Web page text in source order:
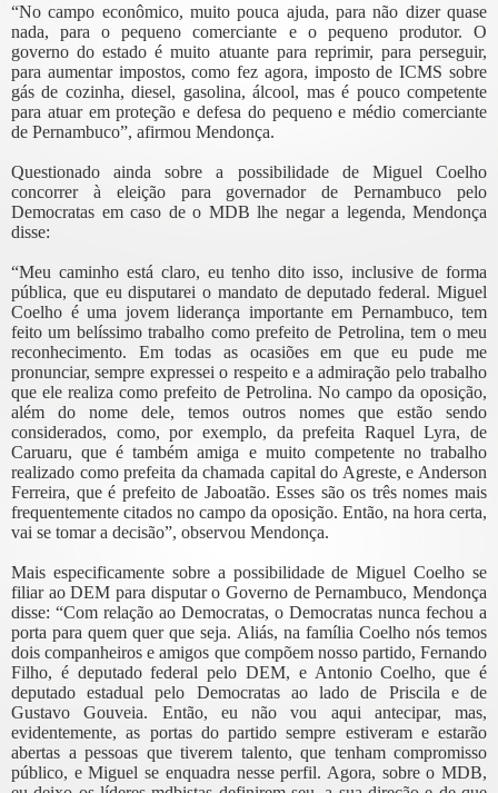
“No campo econômico, muito pouca ajuda, para não dizer quase
nada, para o pequeno comerciante e o pequeno produtor. O
governo do estado é muito atuante para reprimir, para perseguir,
para aumentar impostos, como fez agora, imposto de ICMS sobre
gás de cozinha, diesel, gasolina, álcool, mas é pouco competente
para atuar em proteção e defesa do pequeno e médio comerciante
de Pernambuco”, afirmou Mendonça.
Questionado ainda sobre a possibilidade de Miguel Coelho
concorrer à eleição para governador de Pernambuco pelo
Democratas em caso de o MDB lhe negar a legenda, Mendonça
disse:
“Meu caminho está claro, eu tenho dito isso, inclusive de forma
pública, que eu disputarei o mandato de deputado federal. Miguel
Coelho é uma jovem liderança importante em Pernambuco, tem
feito um belíssimo trabalho como prefeito de Petrolina, tem o meu
reconhecimento. Em todas as ocasiões em que eu pude me
pronunciar, sempre expressei o respeito e a admiração pelo trabalho
que ele realiza como prefeito de Petrolina. No campo da oposição,
além do nome dele, temos outros nomes que estão sendo
considerados, como, por exemplo, da prefeita Raquel Lyra, de
Caruaru, que é também amiga e muito competente no trabalho
realizado como prefeita da chamada capital do Agreste, e Anderson
Ferreira, que é prefeito de Jaboatão. Esses são os três nomes mais
frequentemente citados no campo da oposição. Então, na hora certa,
vai se tomar a decisão”, observou Mendonça.
Mais especificamente sobre a possibilidade de Miguel Coelho se
filiar ao DEM para disputar o Governo de Pernambuco, Mendonça
disse: “Com relação ao Democratas, o Democratas nunca fechou a
porta para quem quer que seja. Aliás, na família Coelho nós temos
dois companheiros e amigos que compõem nosso partido, Fernando
Filho, é deputado federal pelo DEM, e Antonio Coelho, que é
deputado estadual pelo Democratas ao lado de Priscila e de
Gustavo Gouveia. Então, eu não vou aqui antecipar, mas,
evidentemente, as portas do partido sempre estiveram e estarão
abertas a pessoas que tiverem talento, que tenham compromisso
público, e Miguel se enquadra nesse perfil. Agora, sobre o MDB,